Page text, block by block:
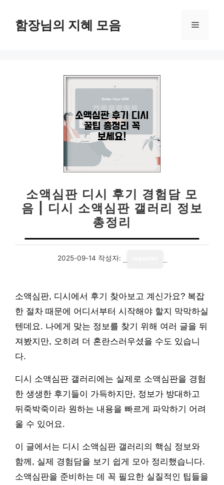
함장님의 지혜 모음 메
소액심판 디시 후기 경험담 모
음 | 디시 소액심판 갤러리 정보
총정리
2025-09-14 작성자:
소액심판, 디시에서 후기 찾아보고 계신가요? 복잡
한 절차 때문에 어디서부터 시작해야 할지 막막하실
텐데요. 나에게 맞는 정보를 찾기 위해 여러 글을 뒤
져봤지만, 오히려 더 혼란스러우셨을 수도 있습니
다.
디시 소액심판 갤러리에는 실제로 소액심판을 경험
한 생생한 후기들이 가득하지만, 정보가 방대하고
뒤죽박죽이라 원하는 내용을 빠르게 파악하기 어려
울 수 있어요.
이 글에서는 디시 소액심판 갤러리의 핵심 정보와
함께, 실제 경험담을 보기 쉽게 모아 정리했습니다.
소액심판을 준비하는 데 꼭 필요한 실질적인 팁들을